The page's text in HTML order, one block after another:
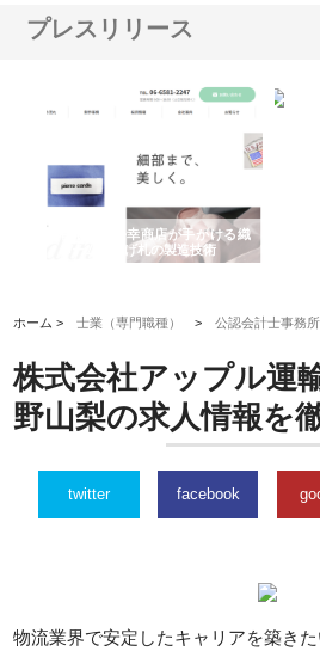
プレスリリース
有限会社松幸商店が手がける織
ネームと下げ札の製造技術
ホーム >士業（専門職種） >公認会計士事務所
株式会社アップル運
野山梨の求人情報を
twitter facebook
物流業界で安定したキャリアを築き